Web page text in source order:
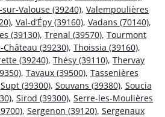
Valouse (39240), Valempoulières
, Val-d’Épy (39160), Vadans (70140),
(39130), Trenal (39570), Tourmont
(39230), Thoissia (39160),
(39240), Thésy (39110), Thervay
, Tavaux (39500), Tassenières
Supt (39300), Souvans (39380), Soucia
, Sirod (39300), Serre-les-Moulières
, Sergenon (39120), Sergenaux